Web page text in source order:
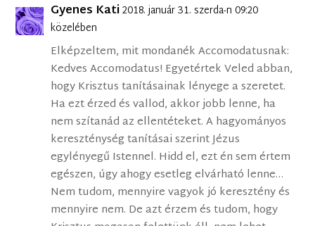
Gyenes Kati2018. január 31. szerda-n 09:20
közelében
Elképzeltem, mit mondanék Accomodatusnak:
Kedves Accomodatus! Egyetértek Veled abban,
hogy Krisztus tanításainak lényege a szeretet.
Ha ezt érzed és vallod, akkor jobb lenne, ha
nem szítanád az ellentéteket. A hagyományos
kereszténység tanításai szerint Jézus
egylényegű Istennel. Hidd el, ezt én sem értem
egészen, úgy ahogy esetleg elvárható lenne…
Nem tudom, mennyire vagyok jó keresztény és
mennyire nem. De azt érzem és tudom, hogy